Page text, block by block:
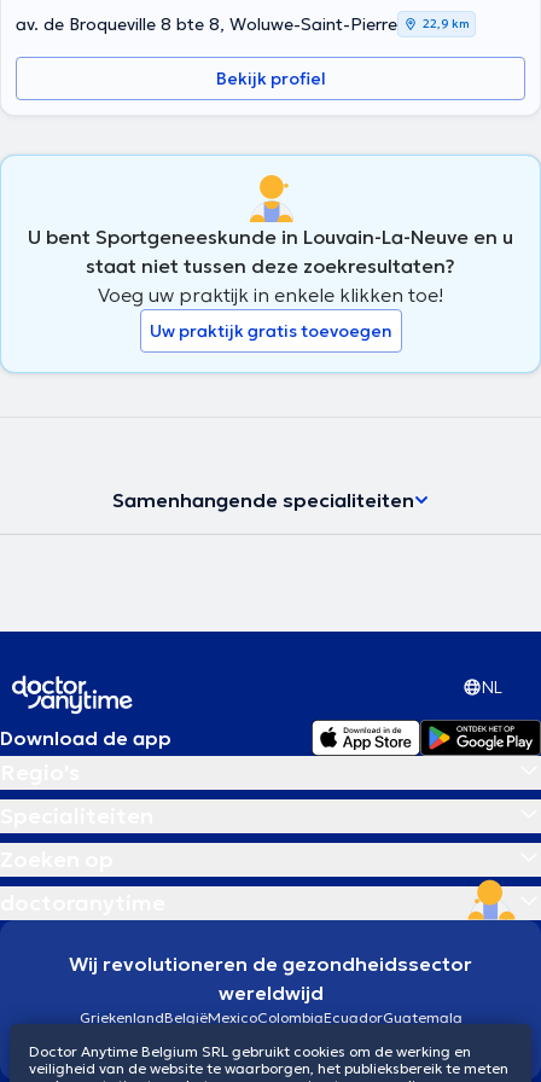
av. de Broqueville 8 bte 8, Woluwe-Saint-Pierre 22,9 km
Bekijk profiel
U bent Sportgeneeskunde in Louvain-La-Neuve en u
staat niet tussen deze zoekresultaten?
Voeg uw praktijk in enkele klikken toe!
Uw praktijk gratis toevoegen
Samenhangende specialiteiten
NL
Download de app
Wij revolutioneren de gezondheidssector
wereldwijd
GriekenlandBelgiëMexicoColombiaEcuadorGuatemala
Doctor Anytime Belgium SRL gebruikt cookies om de werking en
veiligheid van de website te waarborgen, het publieksbereik te meten